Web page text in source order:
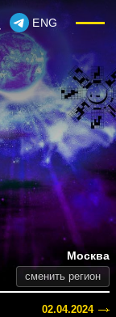
ENG
Москва
сменить регион
02.04.2024